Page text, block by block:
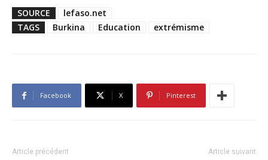
SOURCE
lefaso.net
TAGS
Burkina Education extrémisme
Facebook X Pinterest
Article précédent Article suivant